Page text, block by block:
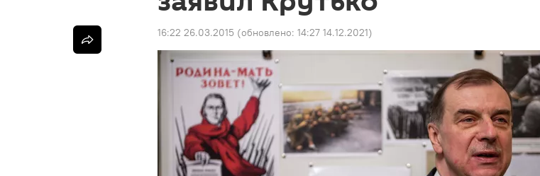
16:22 26.03.2015 (обновлено: 14:27 14.12.2021)